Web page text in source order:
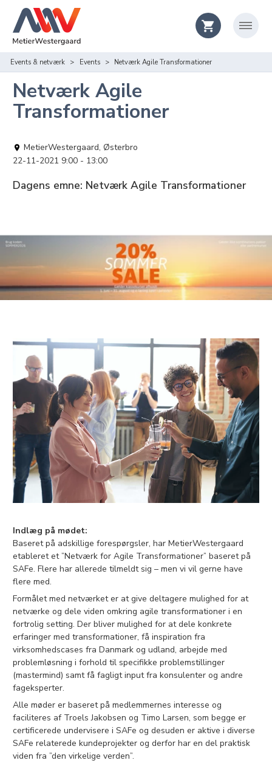
Events & netværk Events Netværk Agile Transformationer
Netværk Agile
Transformationer
MetierWestergaard, Østerbro
22-11-2021 9:00
13:00
Dagens emne: Netværk Agile Transformationer
Indlæg på mødet:
Baseret på adskillige forespørgsler, har MetierWestergaard
etableret et ”Netværk for Agile Transformationer” baseret på
SAFe. Flere har allerede tilmeldt sig – men vi vil gerne have
flere med.
Formålet med netværket er at give deltagere mulighed for at
netværke og dele viden omkring agile transformationer i en
fortrolig setting. Der bliver mulighed for at dele konkrete
erfaringer med transformationer, få inspiration fra
virksomhedscases fra Danmark og udland, arbejde med
problemløsning i forhold til specifikke problemstillinger
(mastermind) samt få fagligt input fra konsulenter og andre
fageksperter.
Alle møder er baseret på medlemmernes interesse og
faciliteres af Troels Jakobsen og Timo Larsen, som begge er
certificerede undervisere i SAFe og desuden er aktive i diverse
SAFe relaterede kundeprojekter og derfor har en del praktisk
viden fra ”den virkelige verden”.